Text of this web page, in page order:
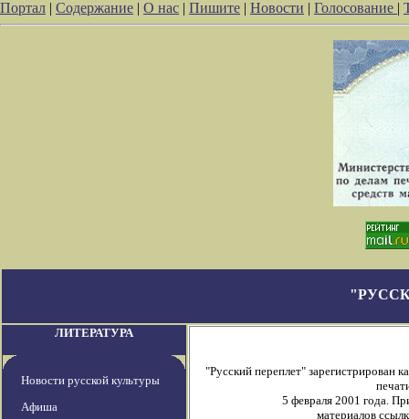
Портал | Содержание | О нас | Пишите | Новости | Голосование |
ЛИТЕРАТУРА
Новости русской культуры
Афиша
"Русский переплет" зарегистрирован
5 февраля 2001 года.
материалов